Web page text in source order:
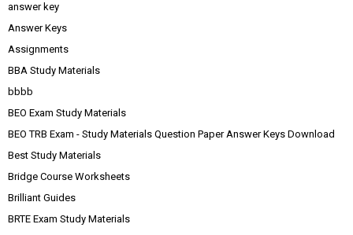
answer key
Answer Keys
Assignments
BBA Study Materials
bbbb
BEO Exam Study Materials
BEO TRB Exam - Study Materials Question Paper Answer Keys Download
Best Study Materials
Bridge Course Worksheets
Brilliant Guides
BRTE Exam Study Materials